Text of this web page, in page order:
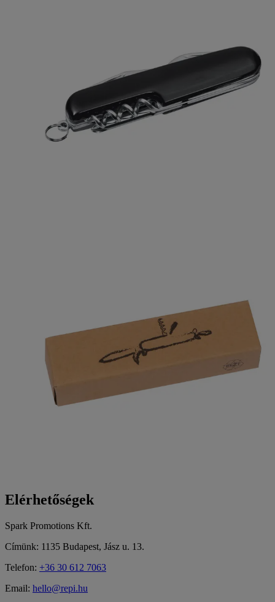
Elérhetőségek
Spark Promotions Kft.
Címünk: 1135 Budapest, Jász u. 13.
Telefon: +36 30 612 7063
Email: hello@repi.hu